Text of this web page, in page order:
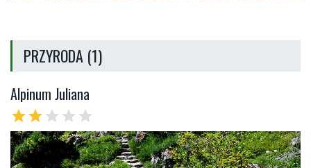
PRZYRODA (1)
Alpinum Juliana
starstar star star star